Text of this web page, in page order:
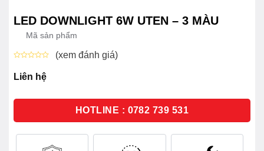
LED DOWNLIGHT 6W UTEN – 3 MÀU
Mã sản phẩm
xếp
hạng
sao
(xem đánh giá)
Liên hệ
HOTLINE : 0782 739 531